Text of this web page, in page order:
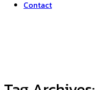
Contact